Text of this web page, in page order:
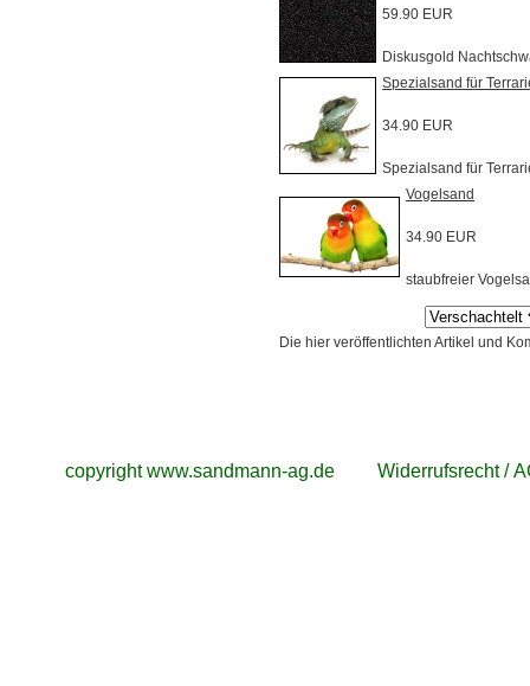
59.90 EUR
Diskusgold
Spezialsand für
34.90 EUR
Spezialsand für
Vogelsand
34.90 EUR
staubfreier
Die hier veröffentlichten Artikel und
copyright www.sandmann-ag.de Widerrufsrecht /